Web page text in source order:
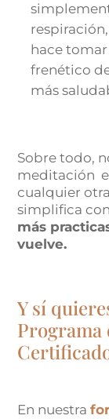
hace
frenético
más
Sobre todo,
meditación
cualquier
simplifica
más
vuelve.
Y sí
Programa
En nuestra